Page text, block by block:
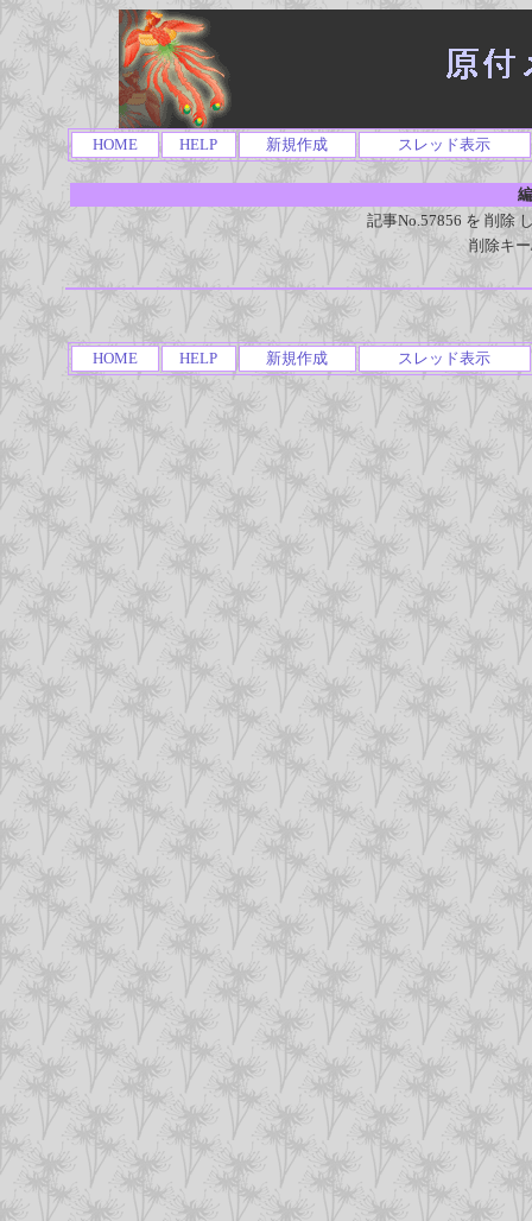
HOME HELP 新規作成 スレッド表示
記事No.57856 を 削除
削除キ
HOME HELP 新規作成 スレッド表示